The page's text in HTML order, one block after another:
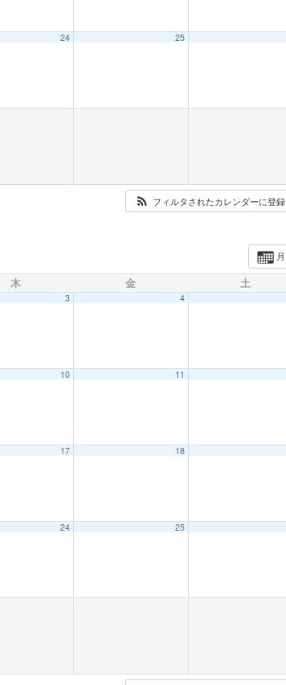
24 25
フィルタされたカレンダーに登録
月
木 金 土
3 4
10 11
17 18
24 25